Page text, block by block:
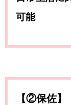
可能
【②保佐】